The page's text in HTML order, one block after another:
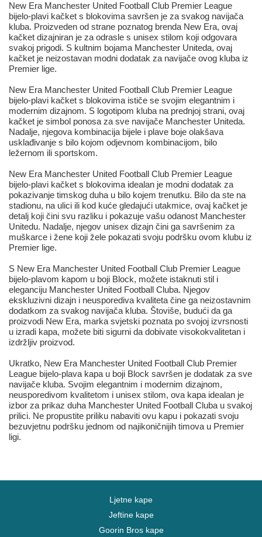
New Era Manchester United Football Club Premier League
bijelo-plavi kačket s blokovima savršen je za svakog navijača
kluba. Proizveden od strane poznatog brenda New Era, ovaj
kačket dizajniran je za odrasle s unisex stilom koji odgovara
svakoj prigodi. S kultnim bojama Manchester Uniteda, ovaj
kačket je neizostavan modni dodatak za navijače ovog kluba iz
Premier lige.
New Era Manchester United Football Club Premier League
bijelo-plavi kačket s blokovima ističe se svojim elegantnim i
modernim dizajnom. S logotipom kluba na prednjoj strani, ovaj
kačket je simbol ponosa za sve navijače Manchester Uniteda.
Nadalje, njegova kombinacija bijele i plave boje olakšava
usklađivanje s bilo kojom odjevnom kombinacijom, bilo
ležernom ili sportskom.
New Era Manchester United Football Club Premier League
bijelo-plavi kačket s blokovima idealan je modni dodatak za
pokazivanje timskog duha u bilo kojem trenutku. Bilo da ste na
stadionu, na ulici ili kod kuće gledajući utakmice, ovaj kačket je
detalj koji čini svu razliku i pokazuje vašu odanost Manchester
Unitedu. Nadalje, njegov unisex dizajn čini ga savršenim za
muškarce i žene koji žele pokazati svoju podršku ovom klubu iz
Premier lige.
S New Era Manchester United Football Club Premier League
bijelo-plavom kapom u boji Block, možete istaknuti stil i
eleganciju Manchester United Football Cluba. Njegov
ekskluzivni dizajn i neusporediva kvaliteta čine ga neizostavnim
dodatkom za svakog navijača kluba. Štoviše, budući da ga
proizvodi New Era, marka svjetski poznata po svojoj izvrsnosti
u izradi kapa, možete biti sigurni da dobivate visokokvalitetan i
izdržljiv proizvod.
Ukratko, New Era Manchester United Football Club Premier
League bijelo-plava kapa u boji Block savršen je dodatak za sve
navijače kluba. Svojim elegantnim i modernim dizajnom,
neusporedivom kvalitetom i unisex stilom, ova kapa idealan je
izbor za prikaz duha Manchester United Football Cluba u svakoj
prilici. Ne propustite priliku nabaviti ovu kapu i pokazati svoju
bezuvjetnu podršku jednom od najikoničnijih timova u Premier
ligi.
Ljetne kape
Jeftine kape
Goorin Bros kape